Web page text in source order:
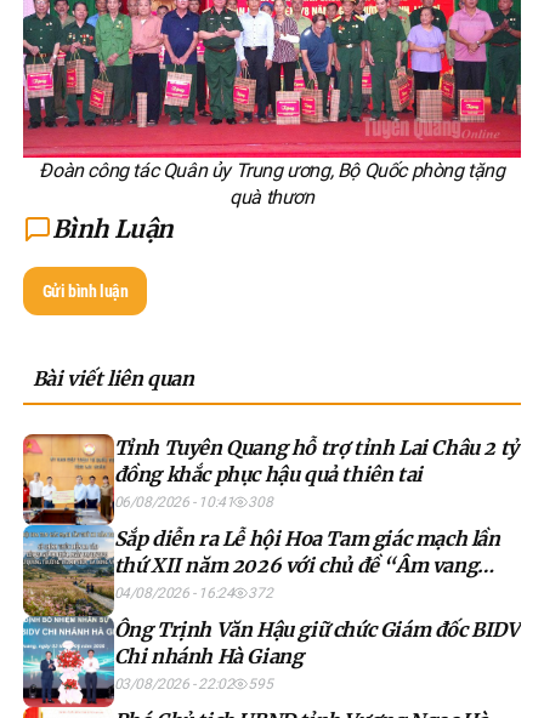
Đoàn công tác Quân ủy Trung ương, Bộ Quốc phòng tặng
quà thươn
Bình Luận
Gửi bình luận
Bài viết liên quan
Tỉnh Tuyên Quang hỗ trợ tỉnh Lai Châu 2 tỷ
đồng khắc phục hậu quả thiên tai
06/08/2026 - 10:41 308
Sắp diễn ra Lễ hội Hoa Tam giác mạch lần
thứ XII năm 2026 với chủ đề “Âm vang
miền đá”
04/08/2026 - 16:24 372
Ông Trịnh Văn Hậu giữ chức Giám đốc BIDV
Chi nhánh Hà Giang
03/08/2026 - 22:02 595